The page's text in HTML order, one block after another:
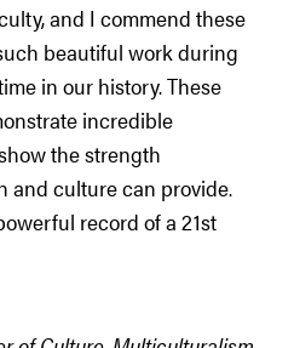
and I commend these
beautiful work during
in our history. These
incredible
the strength
and culture can provide.
record of a 21st